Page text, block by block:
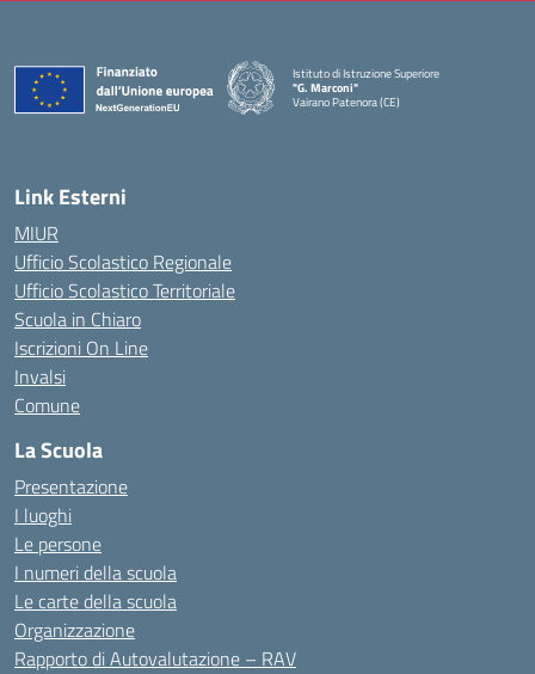
Istituto di Istruzione Superiore
"G. Marconi"
Vairano Patenora (CE)
Link Esterni
MIUR
Ufficio Scolastico Regionale
Ufficio Scolastico Territoriale
Scuola in Chiaro
Iscrizioni On Line
Invalsi
Comune
La Scuola
Presentazione
I luoghi
Le persone
I numeri della scuola
Le carte della scuola
Organizzazione
Rapporto di Autovalutazione – RAV